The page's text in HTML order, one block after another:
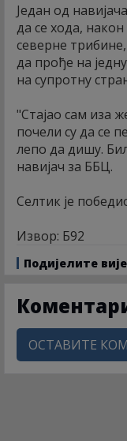
Један од
да се хода,
северне
да прође на
на супротну
"Стајао сам иза
почели су да се
лепо да дишу.
навијач за ББЦ.
Селтик је
Извор: Б92
Подијелите
ОСТАВИТЕ